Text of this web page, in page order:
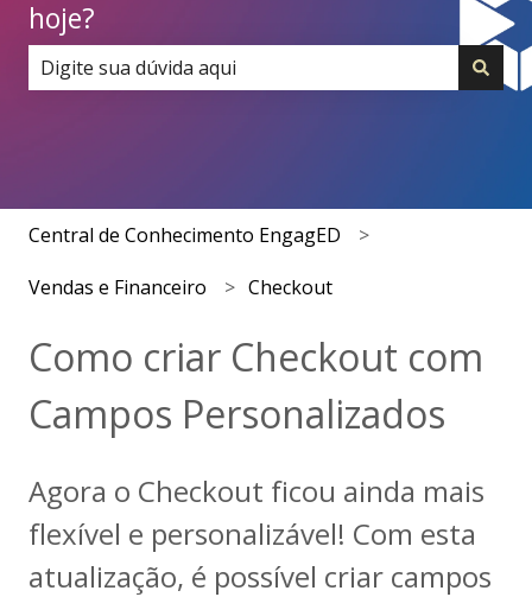
hoje?
Central de Conhecimento EngagED
Vendas e Financeiro Checkout
Como criar Checkout com
Campos Personalizados
Agora o Checkout ficou ainda mais
flexível e personalizável! Com esta
atualização, é possível criar campos